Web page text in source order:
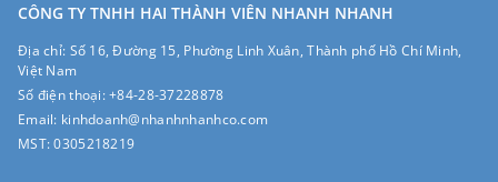
CÔNG TY TNHH HAI THÀNH VIÊN NHANH NHANH
Địa chỉ: Số 16, Đường 15, Phường Linh Xuân, Thành phố Hồ Chí Minh,
Việt Nam
Số điện thoại:+84-28-37228878
Email: kinhdoanh@nhanhnhanhco.com
MST:0305218219